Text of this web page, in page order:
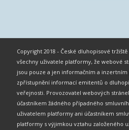
Copyright 2018 - České dluhopisové
všechny uživatele platformy, že webové
jsou pouze a jen informačním a
zpřístupnění informací emitentů o
veřejnosti. Provozovatel webových
účastníkem žádného případného
uživatelem platformy ani účastníkem
platformy s výjimkou vztahu založeného